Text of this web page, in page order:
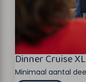
Dinner Cruise XL
Minimaal aantal